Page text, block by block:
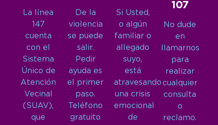
La línea
147
cuenta
con el
Sistema
Único de
Atención
Vecinal
(SUAV),
que
De la
violencia
se puede
salir.
Pedir
ayuda es
el primer
paso.
Teléfono
gratuito
Si Usted,
o algún
familiar o
allegado
suyo,
está
atravesando
una crisis
emocional
de
107
No dude
en
llamarnos
para
realizar
cualquier
consulta
o
reclamo.